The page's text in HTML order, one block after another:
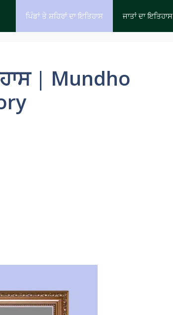
ਪਿੰਡਾਂ ਤੇ ਸ਼ਹਿਰਾਂ ਦਾ ਇਤਿਹਾਸ ਜਾਤਾਂ ਦਾ ਇਤਿਹਾਸ
| Mundho